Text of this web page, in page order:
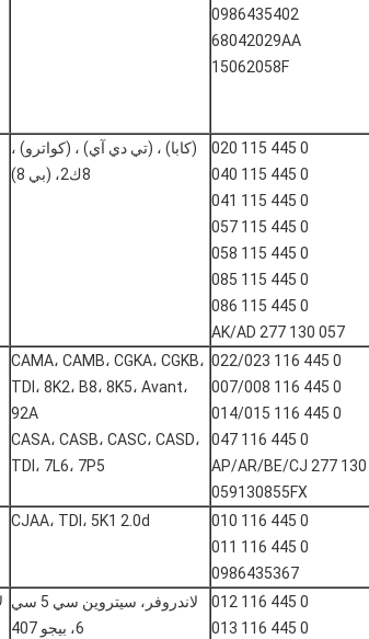
0986435402
68042029AA
15062058F
0 445 115 020
0 445 115 040
0 445 115 041
0 445 115 057
0 445 115 058
0 445 115 085
0 445 115 086
057 130 277 AK/AD
(كابا) ، (تي دي آي) ، (كواترو) ،
8ك2، (بي 8)
0 445 116 022/023
0 445 116 007/008
0 445 116 014/015
0 445 116 047
059130855FX
CAMA، CAMB، CGKA، CGKB،
TDI، 8K2، B8، 8K5، Avant،
92A
CASA، CASB، CASC، CASD،
TDI، 7L6، 7P5
0 445 116 010
0 445 116 011
0986435367
CJAA، TDI، 5K1 2.0d
0 445 116 012
0 445 116 013
لاندروفر، سيتروين سي 5 سي
6، بيجو 407